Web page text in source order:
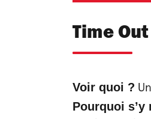
Time
Voir quoi ?
Pourquoi s’y